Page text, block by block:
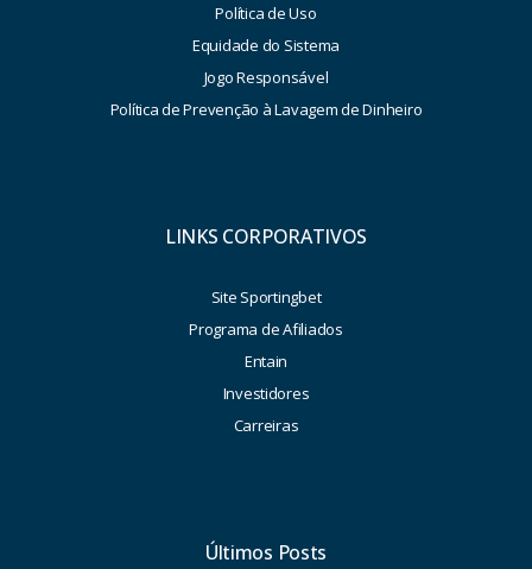
Política de Uso
Equidade do Sistema
Jogo Responsável
Política de Prevenção à Lavagem de Dinheiro
LINKS CORPORATIVOS
Site Sportingbet
Programa de Afiliados
Entain
Investidores
Carreiras
Últimos Posts